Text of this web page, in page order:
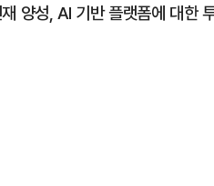
양성, AI 기반 플랫폼에 대한